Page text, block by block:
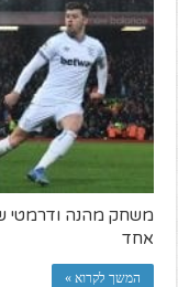
משחק מהנה ודרמטי
אחד
המשך לקרוא »